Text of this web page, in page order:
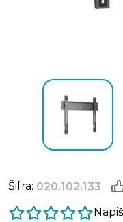
Šifra: 020.102.133